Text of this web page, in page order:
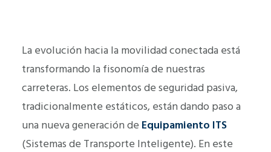
La evolución hacia la movilidad conectada está
transformando la fisonomía de nuestras
carreteras. Los elementos de seguridad pasiva,
tradicionalmente estáticos, están dando paso a
una nueva generación de Equipamiento ITS
(Sistemas de Transporte Inteligente). En este